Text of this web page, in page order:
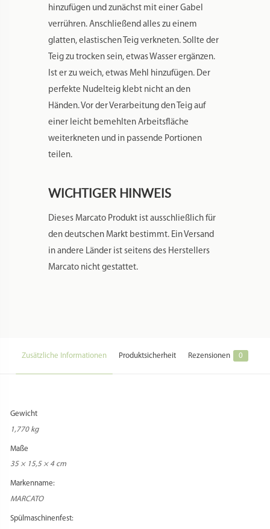
hinzufügen und zunächst mit einer Gabel
verrühren. Anschließend alles zu einem
glatten, elastischen Teig verkneten. Sollte der
Teig zu trocken sein, etwas Wasser ergänzen.
Ist er zu weich, etwas Mehl hinzufügen. Der
perfekte Nudelteig klebt nicht an den
Händen. Vor der Verarbeitung den Teig auf
einer leicht bemehlten Arbeitsfläche
weiterkneten und in passende Portionen
teilen.
WICHTIGER HINWEIS
Dieses Marcato Produkt ist ausschließlich für
den deutschen Markt bestimmt. Ein Versand
in andere Länder ist seitens des Herstellers
Marcato nicht gestattet.
Zusätzliche Informationen Produktsicherheit Rezensionen 0
Gewicht
1,770 kg
Maße
35 × 15,5 × 4 cm
Markenname:
MARCATO
Spülmaschinenfest: